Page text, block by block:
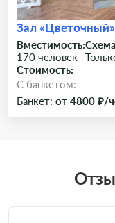
Зал «Цветочный»
Вместимость:
170 человек
Стоимость:
C банкетом:
Банкет: от 4800 ₽/